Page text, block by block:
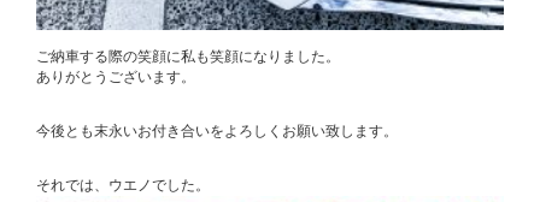
ご納車する際の笑顔に私も笑顔になりました。
ありがとうございます。
今後とも末永いお付き合いをよろしくお願い致します。
それでは、ウエノでした。